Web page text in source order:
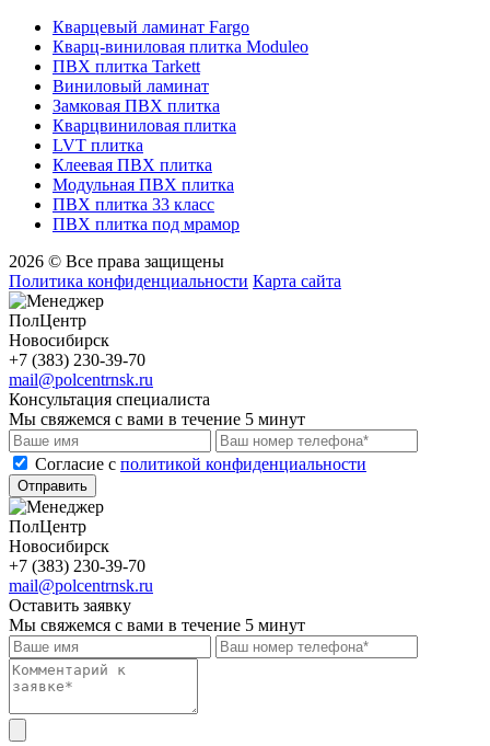
Кварцевый ламинат Fargo
Кварц-виниловая плитка Moduleo
ПВХ плитка Tarkett
Виниловый ламинат
Замковая ПВХ плитка
Кварцвиниловая плитка
LVT плитка
Клеевая ПВХ плитка
Модульная ПВХ плитка
ПВХ плитка 33 класс
ПВХ плитка под мрамор
2026 © Все права защищены
Политика конфиденциальности Карта сайта
ПолЦентр
Новосибирск
+7 (383) 230-39-70
mail@polcentrnsk.ru
Консультация специалиста
Мы свяжемся с вами в течение 5 минут
Cогласие с политикой конфиденциальности
Отправить
ПолЦентр
Новосибирск
+7 (383) 230-39-70
mail@polcentrnsk.ru
Оставить заявку
Мы свяжемся с вами в течение 5 минут